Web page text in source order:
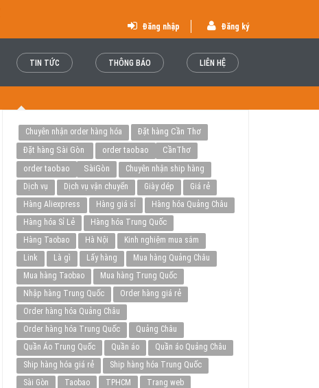
Đăng nhập Đăng ký
TIN TỨC THÔNG BÁO LIÊN HỆ
Chuyên nhận order hàng hóa
Đặt hàng Cần Thơ
Đặt hàng Sài Gòn
order taobao
CầnThơ
order taobao
SàiGòn
Chuyên nhận ship hàng
Dịch vụ
Dịch vụ vận chuyển Giày dép
Giá rẻ
Hàng Aliexpress
Hàng giá sỉ
Hàng hóa Quảng Châu
Hàng hóa Sỉ Lẻ
Hàng hóa Trung Quốc
Hàng Taobao
Hà Nội
Kinh nghiệm mua sắm
Link
Là gì Lấy hàng
Mua hàng Quảng Châu
Mua hàng Taobao
Mua hàng Trung Quốc
Nhập hàng Trung Quốc
Order hàng giá rẻ
Order hàng hóa Quảng Châu
Order hàng hóa Trung Quốc
Quảng Châu
Quần Áo Trung Quốc
Quần áo
Quần áo Quảng Châu
Ship hàng hóa giá rẻ
Ship hàng hóa Trung Quốc
Sài Gòn
Taobao TPHCM
Trang web